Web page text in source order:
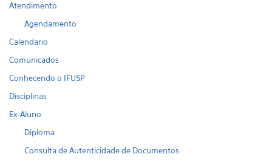
Atendimento
Agendamento
Calendario
Comunicados
Conhecendo o IFUSP
Disciplinas
Ex-Aluno
Diploma
Consulta de Autenticidade de Documentos